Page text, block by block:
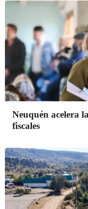
Neuquén acelera
fiscales